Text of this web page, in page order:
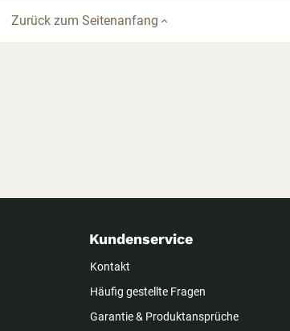
Zurück zum Seitenanfang
Kundenservice
Kontakt
Häufig gestellte Fragen
Garantie & Produktansprüche